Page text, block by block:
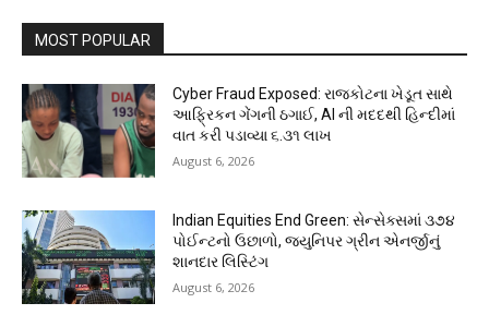
MOST POPULAR
Cyber Fraud Exposed: રાજકોટના ખેડૂત સાથે
આફ્રિકન ગેંગની ઠગાઈ, AI ની મદદથી હિન્દીમાં
વાત કરી પડાવ્યા ₹૬.૩૧ લાખ
August 6, 2026
Indian Equities End Green: સેન્સેક્સમાં ૩૭૪
પોઈન્ટનો ઉછાળો, જ્યુનિપર ગ્રીન એનર્જીનું
શાનદાર લિસ્ટિંગ
August 6, 2026